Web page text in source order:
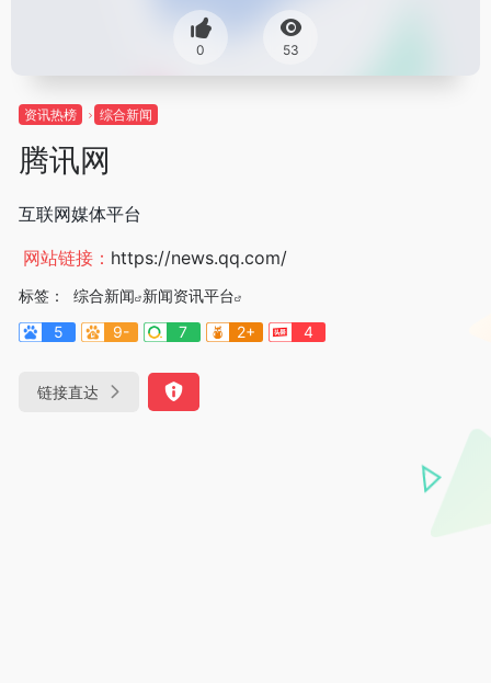
0 53
资讯热榜 综合新闻
腾讯网
互联网媒体平台
网站链接： https://news.qq.com/
标签： 综合新闻 新闻资讯平台
5
9- 7 2+ 4
链接直达